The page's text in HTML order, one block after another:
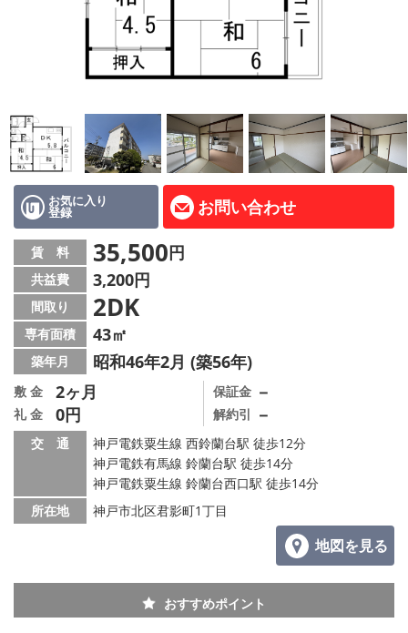
ペット飼育可能
路線·駅から探す
地域から探す
地図から探す
店舗情報·アクセス
会社概要
メールでお問い合わせ
お気に入り
登録 お問い合わせ
賃 料 35,500円
共益費 3,200円
間取り 2DK
専有面積 43㎡
築年月 昭和46年2月 (築56年)
敷 金 2ヶ月
礼 金 0円
保証金 －
解約引 －
交 通
神戸電鉄粟生線 西鈴蘭台駅 徒歩12分
神戸電鉄有馬線 鈴蘭台駅 徒歩14分
神戸電鉄粟生線 鈴蘭台西口駅 徒歩14分
所在地
神戸市北区君影町1丁目
地図を見る
おすすめポイント